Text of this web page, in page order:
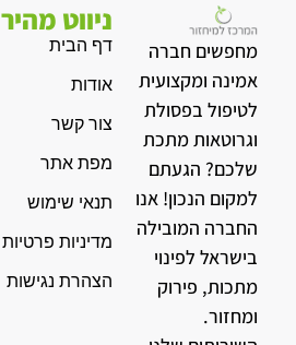
מחפשים חברה
אמינה ומקצועית
לטיפול בפסולת
וגרוטאות מתכת
שלכם? הגעתם
למקום הנכון! אנו
החברה המובילה
בישראל לפינוי
מתכות, פירוק
ומחזור.
ניווט מהיר
דף הבית
אודות
צור קשר
מפת אתר
תנאי שימוש
מדיניות פרטיות
הצהרת נגישות